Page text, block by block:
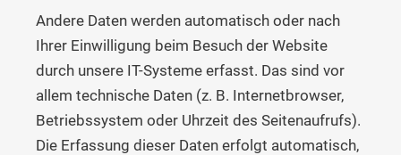
Andere Daten werden automatisch oder nach
Ihrer Einwilligung beim Besuch der Website
durch unsere IT-Systeme erfasst. Das sind vor
allem technische Daten (z. B. Internetbrowser,
Betriebssystem oder Uhrzeit des Seitenaufrufs).
Die Erfassung dieser Daten erfolgt automatisch,